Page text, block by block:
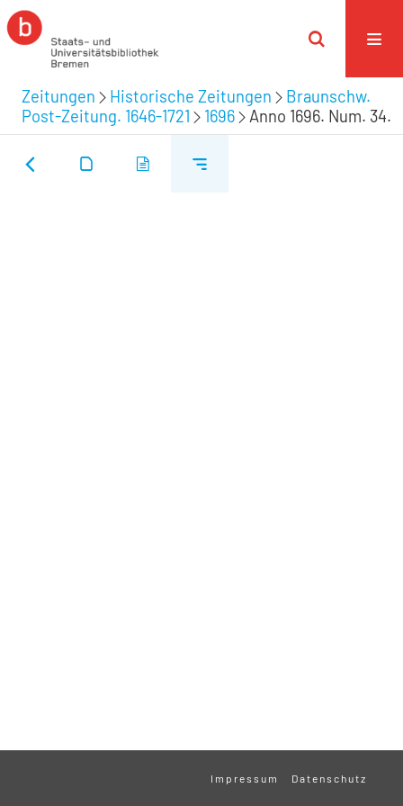
Zeitungen Historische Zeitungen
Braunschw.
Post-Zeitung. 1646-1721
1696 Anno 1696. Num. 34.
Impressum Datenschutz